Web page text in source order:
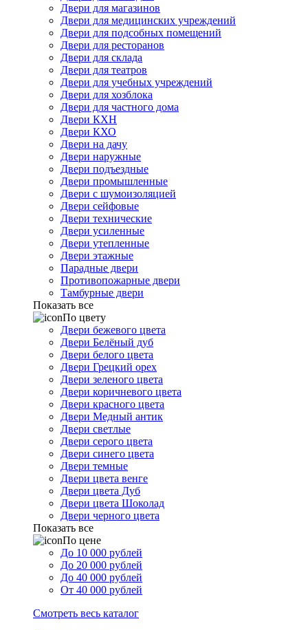
Двери для магазинов
Двери для медицинских учреждений
Двери для подсобных помещений
Двери для ресторанов
Двери для склада
Двери для театров
Двери для учебных учреждений
Двери для хозблока
Двери для частного дома
Двери КХН
Двери КХО
Двери на дачу
Двери наружные
Двери подъездные
Двери промышленные
Двери с шумоизоляцией
Двери сейфовые
Двери технические
Двери усиленные
Двери утепленные
Двери этажные
Парадные двери
Противопожарные двери
Тамбурные двери
Показать все
По цвету
Двери бежевого цвета
Двери Белёный дуб
Двери белого цвета
Двери Грецкий орех
Двери зеленого цвета
Двери коричневого цвета
Двери красного цвета
Двери Медный антик
Двери светлые
Двери серого цвета
Двери синего цвета
Двери темные
Двери цвета венге
Двери цвета Дуб
Двери цвета Шоколад
Двери черного цвета
Показать все
По цене
До 10 000 рублей
До 20 000 рублей
До 40 000 рублей
От 40 000 рублей
Смотреть весь каталог